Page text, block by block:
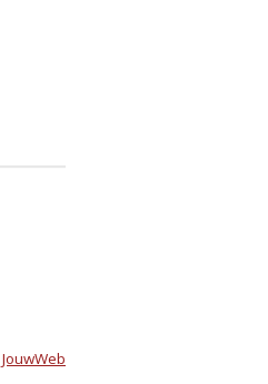
JouwWeb